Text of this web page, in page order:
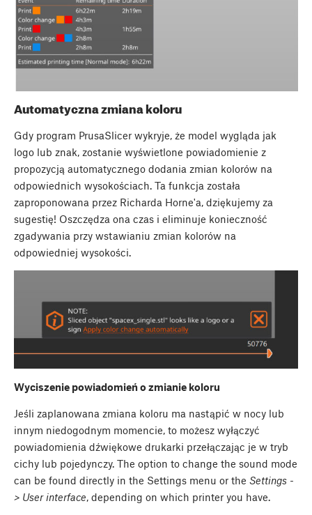
Automatyczna zmiana koloru
Gdy program PrusaSlicer wykryje, że model wygląda jak
logo lub znak, zostanie wyświetlone powiadomienie z
propozycją automatycznego dodania zmian kolorów na
odpowiednich wysokościach. Ta funkcja została
zaproponowana przez Richarda Horne'a, dziękujemy za
sugestię! Oszczędza ona czas i eliminuje konieczność
zgadywania przy wstawianiu zmian kolorów na
odpowiedniej wysokości.
Wyciszenie powiadomień o zmianie koloru
Jeśli zaplanowana zmiana koloru ma nastąpić w nocy lub
innym niedogodnym momencie, to możesz wyłączyć
powiadomienia dźwiękowe drukarki przełączając je w tryb
cichy lub pojedynczy. The option to change the sound mode
can be found directly in the Settings menu or the Settings -
> User interface, depending on which printer you have.